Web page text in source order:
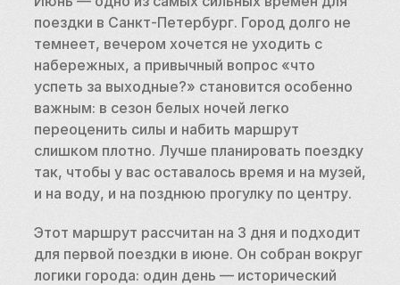
поездки в Санкт-Петербург. Город долго не
темнеет, вечером хочется не уходить с
набережных, а привычный вопрос «что
успеть за выходные?» становится особенно
важным: в сезон белых ночей легко
переоценить силы и набить маршрут
слишком плотно. Лучше планировать поездку
так, чтобы у вас оставалось время и на музей,
и на воду, и на позднюю прогулку по центру.
Этот маршрут рассчитан на 3 дня и подходит
для первой поездки в июне. Он собран вокруг
логики города: один день — исторический